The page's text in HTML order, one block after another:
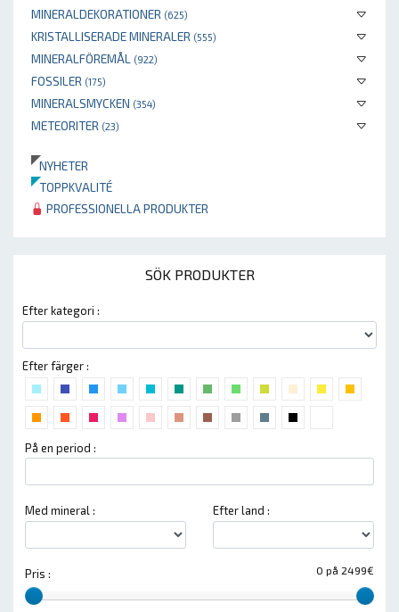
MINERALDEKORATIONER (625)
KRISTALLISERADE MINERALER (555)
MINERALFÖREMÅL (922)
FOSSILER (175)
MINERALSMYCKEN (354)
METEORITER (23)
NYHETER
TOPPKVALITÉ
PROFESSIONELLA PRODUKTER
SÖK PRODUKTER
Efter kategori :
Efter färger :
På en period :
Med mineral : Efter land :
0 på 2499€
Pris :